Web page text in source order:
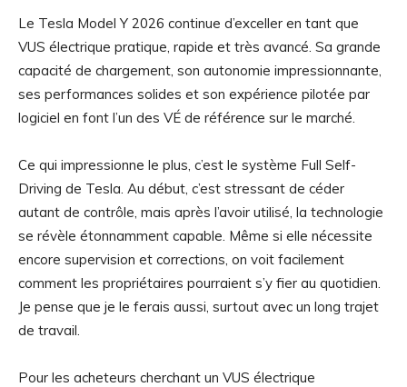
Le Tesla Model Y 2026 continue d’exceller en tant que
VUS électrique pratique, rapide et très avancé. Sa grande
capacité de chargement, son autonomie impressionnante,
ses performances solides et son expérience pilotée par
logiciel en font l’un des VÉ de référence sur le marché.
Ce qui impressionne le plus, c’est le système Full Self-
Driving de Tesla. Au début, c’est stressant de céder
autant de contrôle, mais après l’avoir utilisé, la technologie
se révèle étonnamment capable. Même si elle nécessite
encore supervision et corrections, on voit facilement
comment les propriétaires pourraient s’y fier au quotidien.
Je pense que je le ferais aussi, surtout avec un long trajet
de travail.
Pour les acheteurs cherchant un VUS électrique